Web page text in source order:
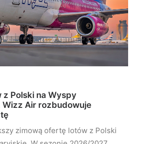
z Polski na Wyspy
Wizz Air rozbudowuje
zimową ofertę lotów z Polski